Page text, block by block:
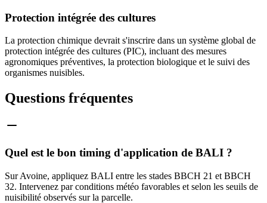
Protection intégrée des cultures
La protection chimique devrait s'inscrire dans un système global de
protection intégrée des cultures (PIC), incluant des mesures
agronomiques préventives, la protection biologique et le suivi des
organismes nuisibles.
Questions fréquentes
Quel est le bon timing d'application de BALI ?
Sur Avoine, appliquez BALI entre les stades BBCH 21 et BBCH
32. Intervenez par conditions météo favorables et selon les seuils de
nuisibilité observés sur la parcelle.